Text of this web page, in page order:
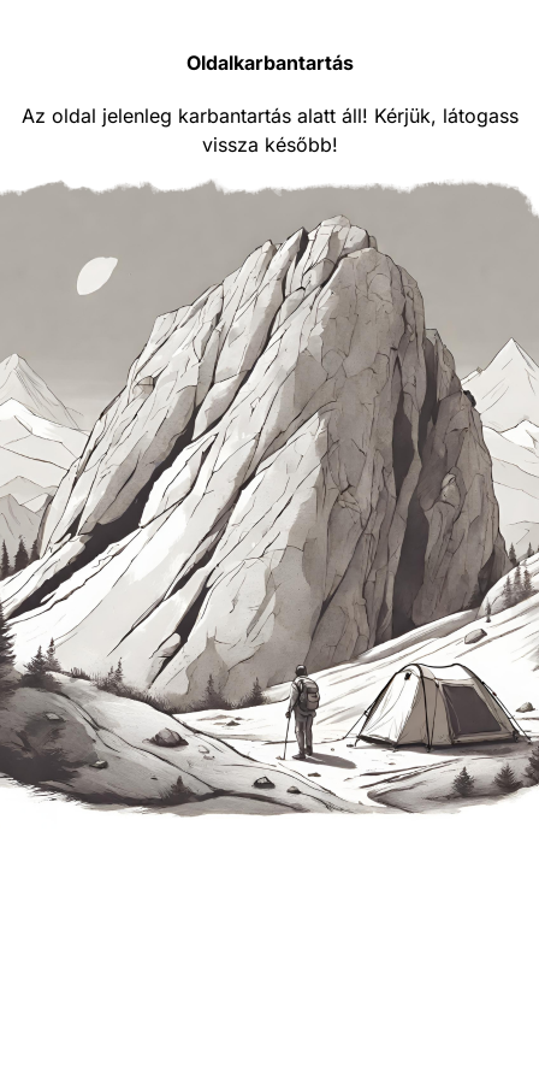
Oldalkarbantartás
Az oldal jelenleg karbantartás alatt áll! Kérjük, látogass
vissza később!